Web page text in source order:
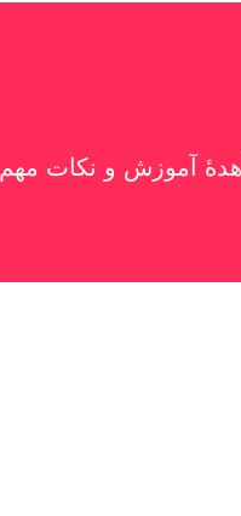
برای مشاهدۀ آموزش و نکات مهم